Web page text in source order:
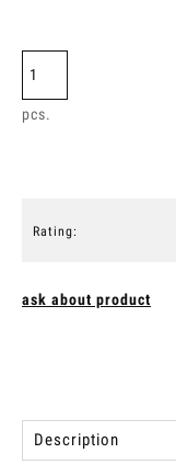
pcs.
Rating:
ask about product
Description